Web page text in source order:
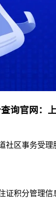
询官网：
社区事务受理
证积分管理